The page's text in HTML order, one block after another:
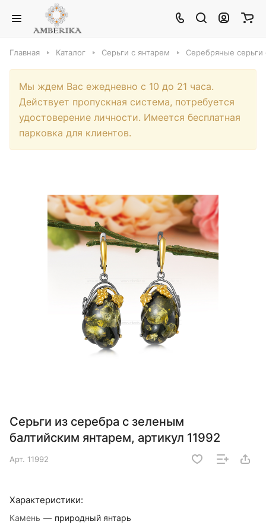
Главная Каталог Серьги с янтарем Серебряные серьги
Мы ждем Вас ежедневно с 10 до 21 часа.
Действует пропускная система, потребуется
удостоверение личности. Имеется бесплатная
парковка для клиентов.
Серьги из серебра с зеленым
балтийским янтарем, артикул 11992
Арт. 11992
Характеристики:
Камень — природный янтарь